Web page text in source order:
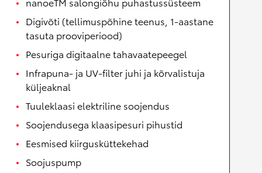
Digivõti (tellimuspõhine teenus, 1-aastane
tasuta prooviperiood)
Pesuriga digitaalne tahavaatepeegel
Infrapuna- ja UV-filter juhi ja kõrvalistuja
küljeaknal
Tuuleklaasi elektriline soojendus
Soojendusega klaasipesuri pihustid
Eesmised kiirgusküttekehad
Soojuspump